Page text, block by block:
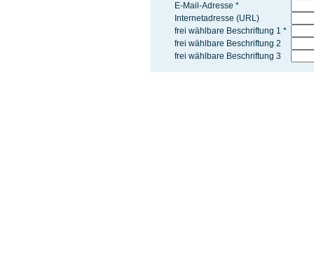
E-Mail-Adresse *
Internetadresse (URL)
frei wählbare Beschriftung 1 *
frei wählbare Beschriftung 2
frei wählbare Beschriftung 3